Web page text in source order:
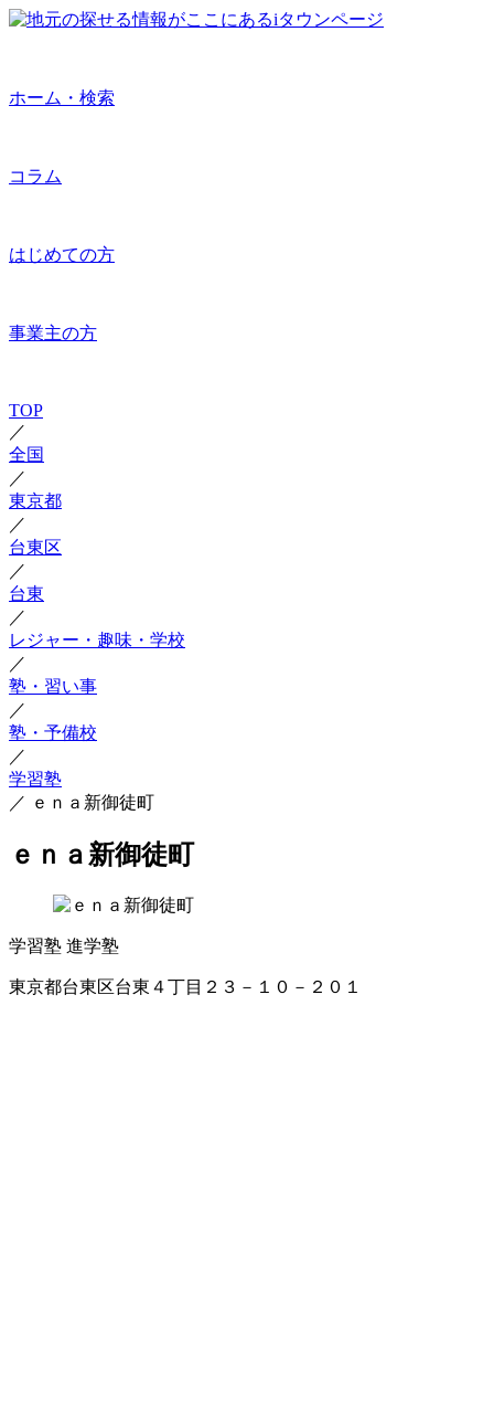
ホーム・検索
コラム
はじめての方
事業主の方
TOP
／
全国
／
東京都
／
台東区
／
台東
／
レジャー・趣味・学校
／
塾・習い事
／
塾・予備校
／
学習塾
／ ｅｎａ新御徒町
ｅｎａ新御徒町
学習塾 進学塾
東京都台東区台東４丁目２３－１０－２０１